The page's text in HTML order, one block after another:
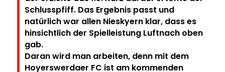
Schlusspfiff. Das Ergebnis passt und
natürlich war allen Nieskyern klar, dass es
hinsichtlich der Spielleistung Luftnach oben
gab.
Daran wird man arbeiten, denn mit dem
Hoyerswerdaer FC ist am kommenden